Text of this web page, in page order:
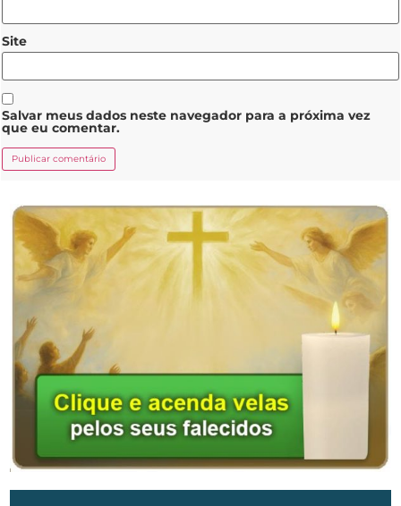
Site
Salvar meus dados neste navegador para a próxima vez
que eu comentar.